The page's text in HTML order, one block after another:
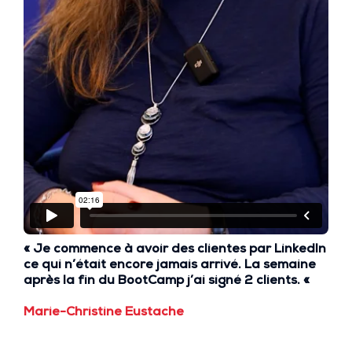
« Je commence à avoir des clientes par LinkedIn
ce qui n’était encore jamais arrivé. La semaine
après la fin du BootCamp j’ai signé 2 clients. «
Marie-Christine Eustache